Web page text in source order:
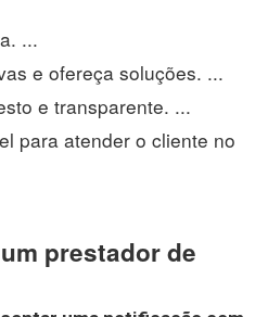
...
e ofereça soluções. ...
e transparente. ...
para atender o cliente no
prestador de